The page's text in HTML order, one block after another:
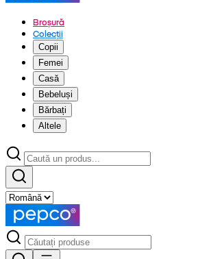
Broșură
Colecții
Copii
Femei
Casă
Bebeluși
Bărbați
Altele